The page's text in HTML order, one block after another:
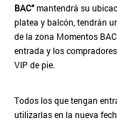
BAC"mantendrá su
platea y balcón, tendrán
de la zona Momentos
entrada y los
VIP de pie.
Todos los que tengan
utilizarlas en la nueva